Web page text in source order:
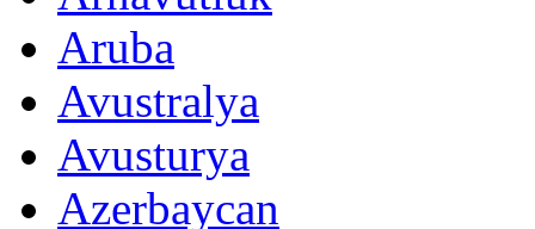
Aruba
Avustralya
Avusturya
Azerbaycan